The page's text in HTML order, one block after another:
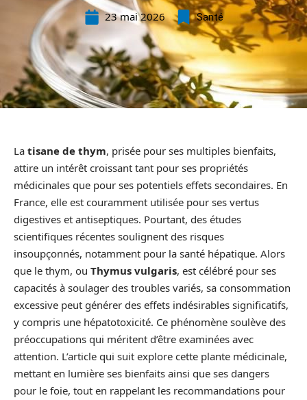
23 mai 2026 Santé
La tisane de thym, prisée pour ses multiples bienfaits,
attire un intérêt croissant tant pour ses propriétés
médicinales que pour ses potentiels effets secondaires. En
France, elle est couramment utilisée pour ses vertus
digestives et antiseptiques. Pourtant, des études
scientifiques récentes soulignent des risques
insoupçonnés, notamment pour la santé hépatique. Alors
que le thym, ou Thymus vulgaris, est célébré pour ses
capacités à soulager des troubles variés, sa consommation
excessive peut générer des effets indésirables significatifs,
y compris une hépatotoxicité. Ce phénomène soulève des
préoccupations qui méritent d’être examinées avec
attention. L’article qui suit explore cette plante médicinale,
mettant en lumière ses bienfaits ainsi que ses dangers
pour le foie, tout en rappelant les recommandations pour